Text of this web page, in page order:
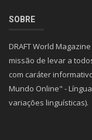
SOBRE
DRAFT World
missão de levar a
com caráter
Mundo Online" -
variações linguísticas).